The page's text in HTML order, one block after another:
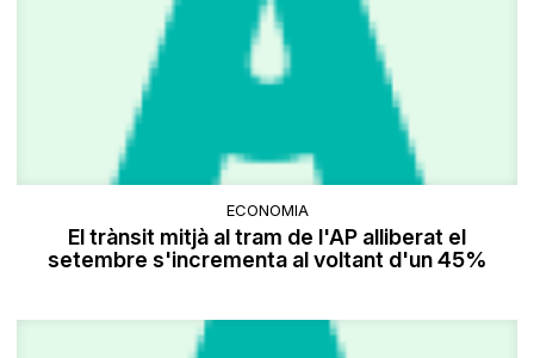
ECONOMIA
El trànsit mitjà al tram de l'AP alliberat el
setembre s'incrementa al voltant d'un 45%